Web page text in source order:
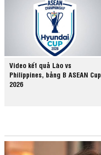
Video kết quả Lào vs
Philippines, bảng B ASEAN Cup
2026